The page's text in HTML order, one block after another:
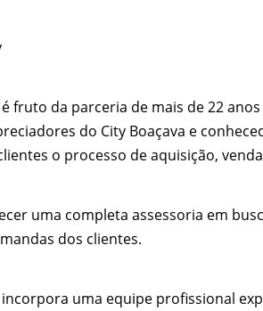
fruto da parceria de mais de 22
do City Boaçava e
o processo de aquisição,
uma completa assessoria em
dos clientes.
incorpora uma equipe profissional